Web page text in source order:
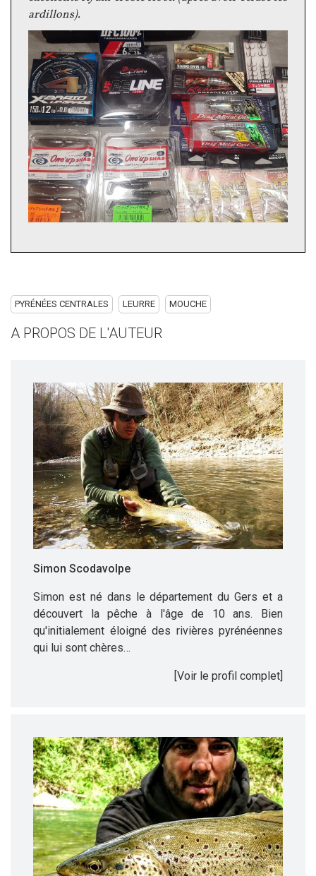
ardillons).
PYRÉNÉES CENTRALES LEURRE MOUCHE
A PROPOS DE L'AUTEUR
Simon Scodavolpe
Simon est né dans le département du Gers et a
découvert la pêche à l'âge de 10 ans. Bien
qu'initialement éloigné des rivières pyrénéennes
qui lui sont chères…
[Voir le profil complet]